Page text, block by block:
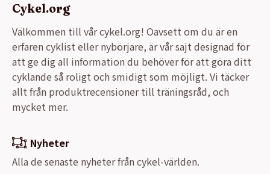
Cykel.org
Välkommen till vår cykel.org! Oavsett om du är en
erfaren cyklist eller nybörjare, är vår sajt designad för
att ge dig all information du behöver för att göra ditt
cyklande så roligt och smidigt som möjligt. Vi täcker
allt från produktrecensioner till träningsråd, och
mycket mer.
Nyheter
Alla de senaste nyheter från cykel-världen.